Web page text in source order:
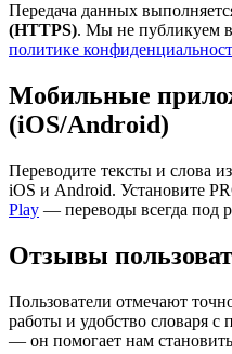
Передача данных
(HTTPS). Мы не публикуем
политике
Мобильные
(iOS/Android)
Переводите тексты и слова из
iOS и Android. Установите
Play — переводы всегда под
Отзывы
Пользователи отмечают
работы и удобство словаря с
— он помогает нам